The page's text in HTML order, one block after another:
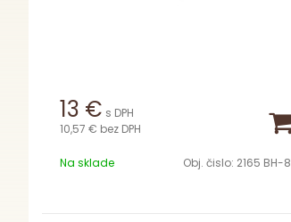
13 € s DPH
10,57 € bez DPH
Na sklade Obj. čislo: 2165 BH-8629